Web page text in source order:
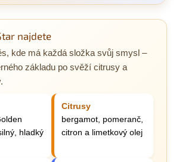
najdete
kde má každá složka svůj smysl –
základu po svěží citrusy a
hladký
Citrusy
bergamot, pomeranč,
citron a limetkový olej